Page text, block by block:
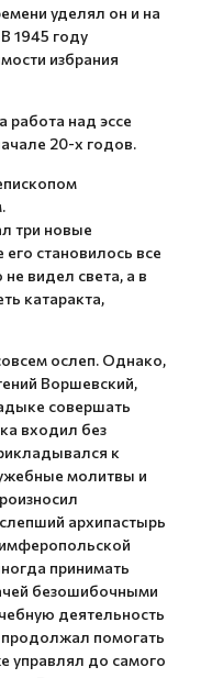
уделял он и на
1945 году
избрания
работа над эссе
20-х годов.
три новые
становилось все
видел света, а в
катаракта,
ослеп. Однако,
Воршевский,
совершать
входил без
к
молитвы и
архипастырь
принимать
безошибочными
деятельность
продолжал помогать
управлял до самого